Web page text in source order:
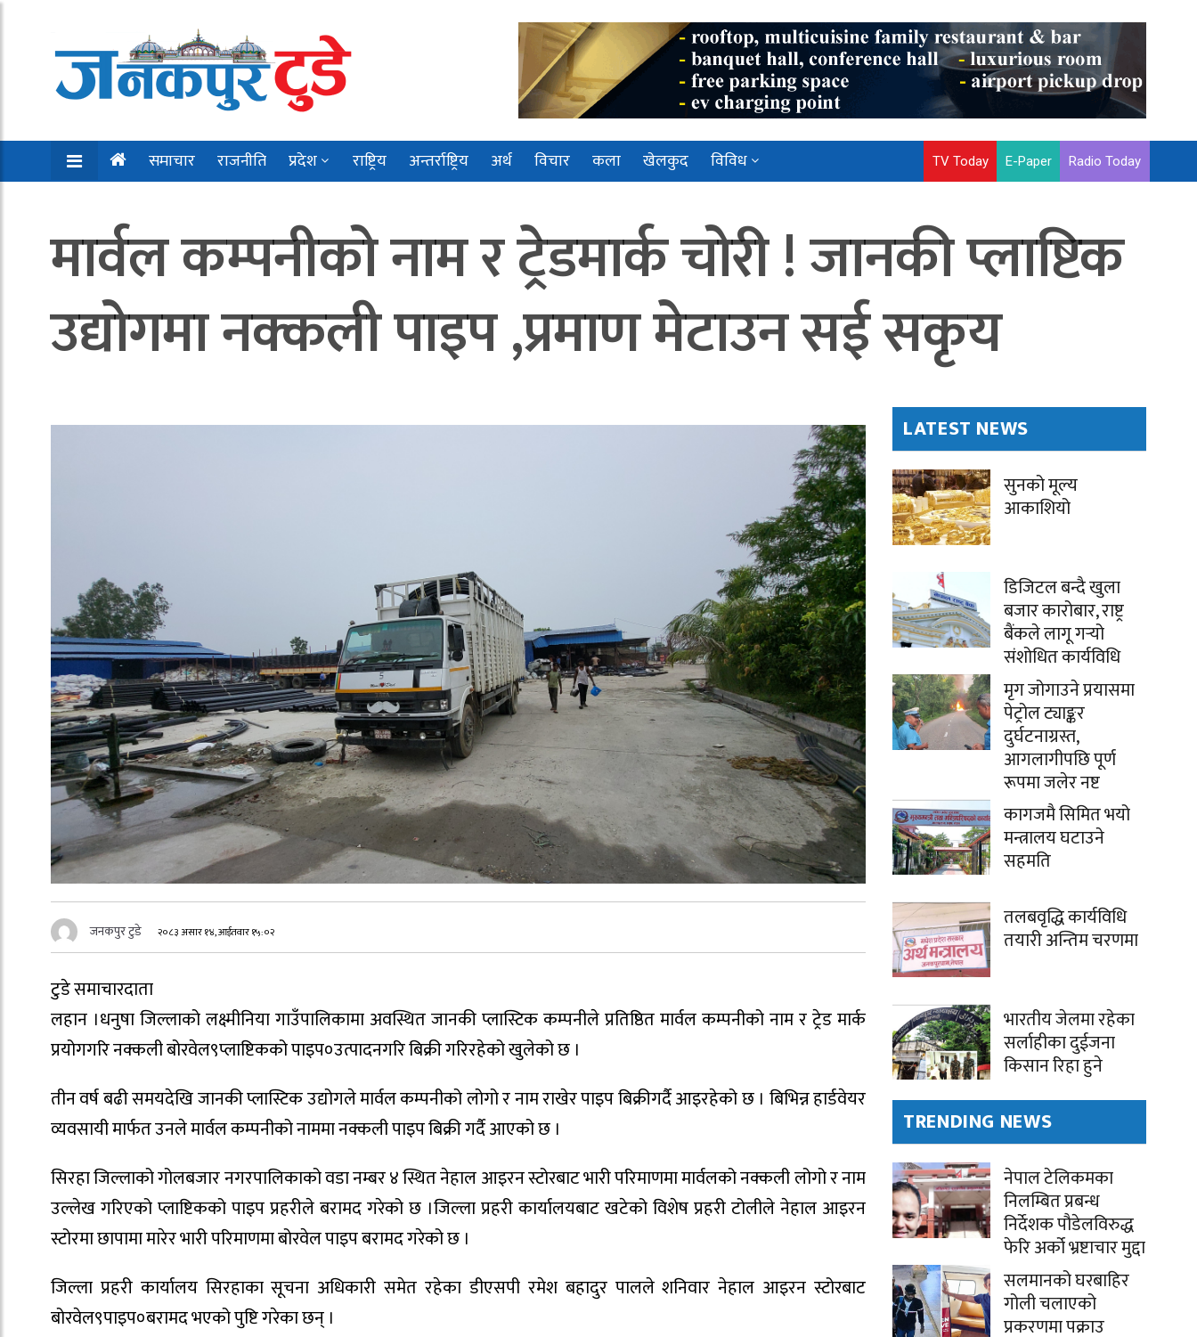
समाचार राजनीति प्रदेश राष्ट्रिय अन्तर्राष्ट्रिय अर्थ विचार कला खेलकुद विविध TV Today E-Paper Radio Today
मार्वल कम्पनीको नाम र ट्रेडमार्क चोरी ! जानकी प्लाष्टिक
उद्योगमा नक्कली पाइप ,प्रमाण मेटाउन सई सकृय
जनकपुर टुडे २०८३ असार १४, आईतवार १५:०२
टुडे समाचारदाता
लहान ।धनुषा जिल्लाको लक्ष्मीनिया गाउँपालिकामा अवस्थित जानकी प्लास्टिक कम्पनीले प्रतिष्ठित मार्वल कम्पनीको नाम र ट्रेड मार्क
प्रयोगगरि नक्कली बोरवेल९प्लाष्टिकको पाइप०उत्पादनगरि बिक्री गरिरहेको खुलेको छ ।
तीन वर्ष बढी समयदेखि जानकी प्लास्टिक उद्योगले मार्वल कम्पनीको लोगो र नाम राखेर पाइप बिक्रीगर्दै आइरहेको छ । बिभिन्न हार्डवेयर
व्यवसायी मार्फत उनले मार्वल कम्पनीको नाममा नक्कली पाइप बिक्री गर्दै आएको छ ।
सिरहा जिल्लाको गोलबजार नगरपालिकाको वडा नम्बर ४ स्थित नेहाल आइरन स्टोरबाट भारी परिमाणमा मार्वलको नक्कली लोगो र नाम
उल्लेख गरिएको प्लाष्टिकको पाइप प्रहरीले बरामद गरेको छ ।जिल्ला प्रहरी कार्यालयबाट खटेको विशेष प्रहरी टोलीले नेहाल आइरन
स्टोरमा छापामा मारेर भारी परिमाणमा बोरवेल पाइप बरामद गरेको छ ।
जिल्ला प्रहरी कार्यालय सिरहाका सूचना अधिकारी समेत रहेका डीएसपी रमेश बहादुर पालले शनिवार नेहाल आइरन स्टोरबाट
बोरवेल९पाइप०बरामद भएको पुष्टि गरेका छन् ।
LATEST NEWS
सुनको मूल्य
आकाशियो
डिजिटल बन्दै खुला
बजार कारोबार, राष्ट्र
बैंकले लागू गर्‍यो
संशोधित कार्यविधि
मृग जोगाउने प्रयासमा
पेट्रोल ट्याङ्कर
दुर्घटनाग्रस्त,
आगलागीपछि पूर्ण
रूपमा जलेर नष्ट
कागजमै सिमित भयो
मन्त्रालय घटाउने
सहमति
तलबवृद्धि कार्यविधि
तयारी अन्तिम चरणमा
भारतीय जेलमा रहेका
सर्लाहीका दुईजना
किसान रिहा हुने
TRENDING NEWS
नेपाल टेलिकमका
निलम्बित प्रबन्ध
निर्देशक पौडेलविरुद्ध
फेरि अर्को भ्रष्टाचार मुद्दा
सलमानको घरबाहिर
गोली चलाएको
प्रकरणमा पक्राउ